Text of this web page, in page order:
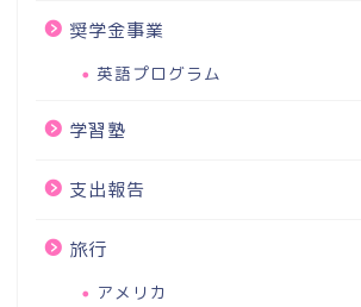
奨学金事業
英語プログラム
学習塾
支出報告
旅行
アメリカ